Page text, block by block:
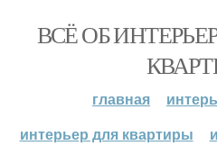
ВСЁ ОБ
главная
интерьер для квартиры